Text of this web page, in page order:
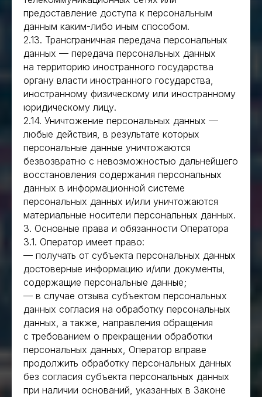
предоставление доступа к персональным
данным каким-либо иным способом.
2.13. Трансграничная передача персональных
данных — передача персональных данных
на территорию иностранного государства
органу власти иностранного государства,
иностранному физическому или иностранному
юридическому лицу.
2.14. Уничтожение персональных данных —
любые действия, в результате которых
персональные данные уничтожаются
безвозвратно с невозможностью дальнейшего
восстановления содержания персональных
данных в информационной системе
персональных данных и/или уничтожаются
материальные носители персональных данных.
3. Основные права и обязанности Оператора
3.1. Оператор имеет право:
— получать от субъекта персональных данных
достоверные информацию и/или документы,
содержащие персональные данные;
— в случае отзыва субъектом персональных
данных согласия на обработку персональных
данных, а также, направления обращения
с требованием о прекращении обработки
персональных данных, Оператор вправе
продолжить обработку персональных данных
без согласия субъекта персональных данных
при наличии оснований, указанных в Законе